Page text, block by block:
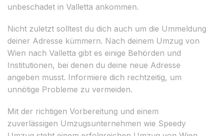
unbeschadet in Valletta ankommen.
Nicht zuletzt solltest du dich auch um die Ummeldung
deiner Adresse kümmern. Nach deinem Umzug von
Wien nach Valletta gibt es einige Behörden und
Institutionen, bei denen du deine neue Adresse
angeben musst. Informiere dich rechtzeitig, um
unnötige Probleme zu vermeiden.
Mit der richtigen Vorbereitung und einem
zuverlässigen Umzugsunternehmen wie Speedy